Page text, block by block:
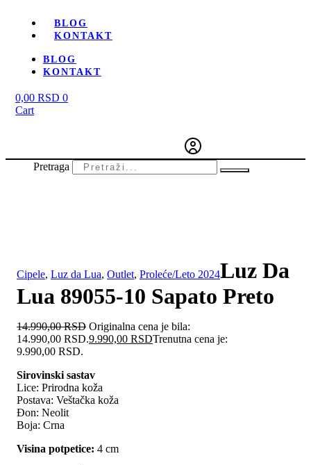
BLOG
KONTAKT
BLOG
KONTAKT
0,00 RSD 0
Cart
Pretraga
Cipele, Luz da Lua, Outlet, Proleće/Leto 2024Luz Da
Lua 89055-10 Sapato Preto
14.990,00RSD Originalna cena je bila:
14.990,00 RSD.9.990,00 RSDTrenutna cena je:
9.990,00 RSD.
Sirovinski sastav
Lice: Prirodna koža
Postava: Veštačka koža
Đon: Neolit
Boja: Crna
Visina potpetice: 4 cm